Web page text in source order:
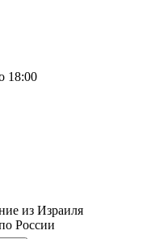
18:00
из Израиля
России